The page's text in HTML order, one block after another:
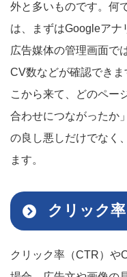
外と多いものです。何
は、まずはGoogleアナ
広告媒体の管理画面で
CV数などが確認でき
こから来て、どのペー
合わせにつながったか
の良し悪しだけでなく
ます。
クリック
クリック率（CTR）や